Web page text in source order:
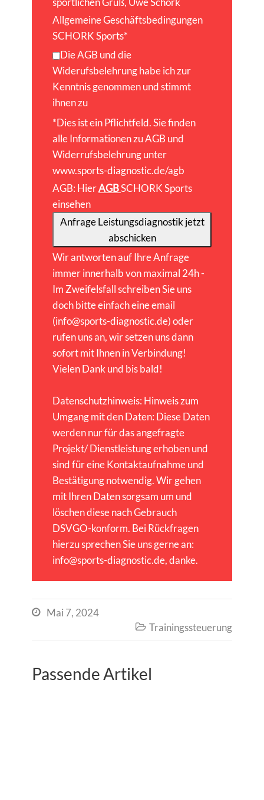
Allgemeine Geschäftsbedingungen
SCHORK Sports*
Die AGB und die
Widerufsbelehrung habe ich zur
Kenntnis genommen und stimmt
ihnen zu
*Dies ist ein Pflichtfeld. Sie finden
alle Informationen zu AGB und
Widerrufsbelehrung unter
www.sports-diagnostic.de/agb
AGB: HierAGBSCHORK Sports
einsehen
Anfrage Leistungsdiagnostik jetzt
abschicken
Wir antworten auf Ihre Anfrage
immer innerhalb von maximal 24h -
Im Zweifelsfall schreiben Sie uns
doch bitte einfach eine email
(info@sports-diagnostic.de) oder
rufen uns an, wir setzen uns dann
sofort mit Ihnen in Verbindung!
Vielen Dank und bis bald!
Datenschutzhinweis: Hinweis zum
Umgang mit den Daten: Diese Daten
werden nur für das angefragte
Projekt/ Dienstleistung erhoben und
sind für eine Kontaktaufnahme und
Bestätigung notwendig. Wir gehen
mit Ihren Daten sorgsam um und
löschen diese nach Gebrauch
DSVGO-konform. Bei Rückfragen
hierzu sprechen Sie uns gerne an:
info@sports-diagnostic.de, danke.
 Mai 7, 2024
 Trainingssteuerung
Passende Artikel